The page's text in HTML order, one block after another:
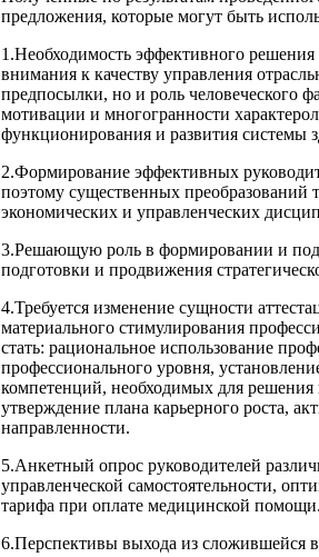
предложения, которые могут быть
1.Необходимость эффективного
внимания к качеству управления
предпосылки, но и роль человеческого
мотивации и многогранности
функционирования и развития системы
2.Формирование эффективных
поэтому существенных преобразований
экономических и управленческих
3.Решающую роль в формировании и
подготовки и продвижения
4.Требуется изменение сущности
материального стимулирования
стать: рациональное использование
профессионального уровня,
компетенций, необходимых для решения
утверждение плана карьерного роста,
направленности.
5.Анкетный опрос руководителей
управленческой самостоятельности,
тарифа при оплате медицинской
6.Перспективы выхода из сложившейся